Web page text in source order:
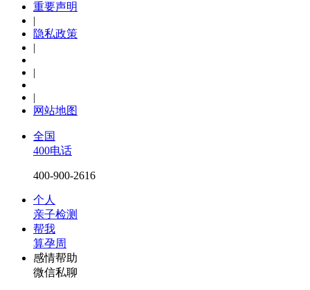
重要声明
|
隐私政策
|
|
|
网站地图
全国
400电话
400-900-2616
个人
亲子检测
帮我
算孕周
感情帮助
微信私聊